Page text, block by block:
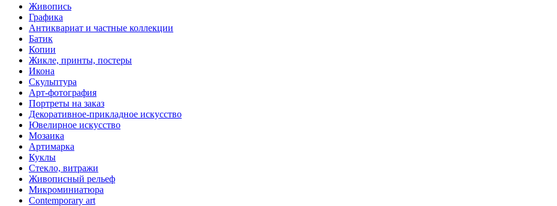
Живопись
Графика
Антиквариат и частные коллекции
Батик
Копии
Жикле, принты, постеры
Икона
Скульптура
Арт-фотография
Портреты на заказ
Декоративное-прикладное искусство
Ювелирное искусство
Мозаика
Артимарка
Куклы
Стекло, витражи
Живописный рельеф
Микроминиатюра
Contemporary art